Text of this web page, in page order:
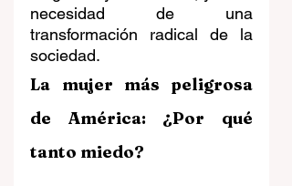
necesidad de una
transformación radical de la
sociedad.
La mujer más peligrosa
de América: ¿Por qué
tanto miedo?